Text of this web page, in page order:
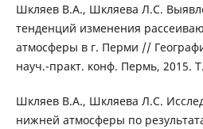
Шкляев В.А., Шкляева Л.С.
тенденций изменения
атмосферы в г. Перми //
науч.-практ. конф. Пермь, 2015.
Шкляев В.А., Шкляева Л.С.
нижней атмосферы по